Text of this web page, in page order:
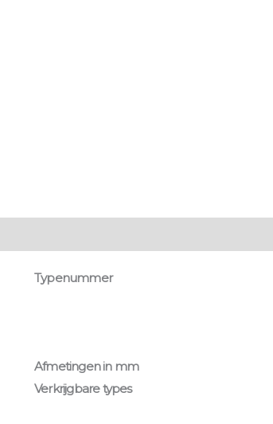
Typenummer
Afmetingen in mm
Verkrijgbare types